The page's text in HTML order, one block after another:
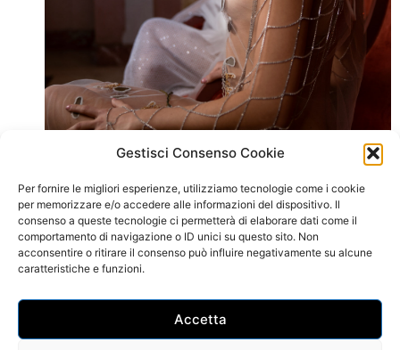
Gestisci Consenso Cookie
Per fornire le migliori esperienze, utilizziamo tecnologie come i cookie
per memorizzare e/o accedere alle informazioni del dispositivo. Il
consenso a queste tecnologie ci permetterà di elaborare dati come il
comportamento di navigazione o ID unici su questo sito. Non
acconsentire o ritirare il consenso può influire negativamente su alcune
caratteristiche e funzioni.
Accetta